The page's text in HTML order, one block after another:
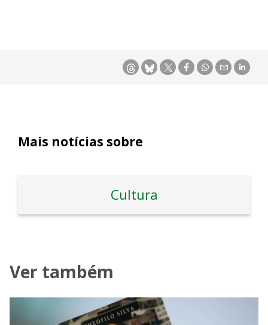
Mais notícias sobre
Cultura
Ver também